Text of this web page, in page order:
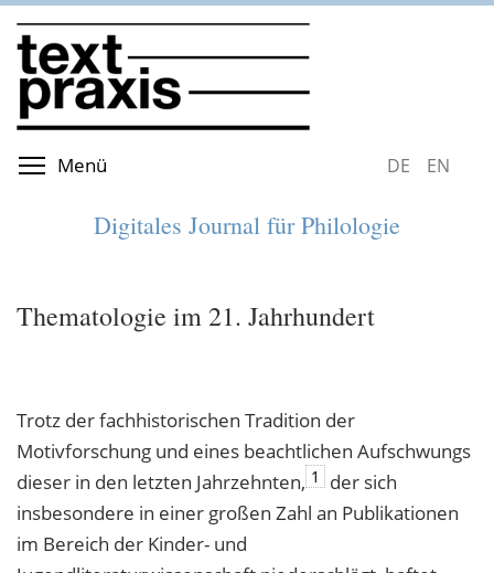
Direkt
zum
Inhalt
Menü Menüsichtbarkeit umschaltenDEUTSCH
Digitales Journal für Philologie
Thematologie im 21. Jahrhundert
Trotz der fachhistorischen Tradition der
Motivforschung und eines beachtlichen Aufschwungs
dieser in den letzten Jahrzehnten, 1
der sich
insbesondere in einer großen Zahl an Publikationen
im Bereich der Kinder- und